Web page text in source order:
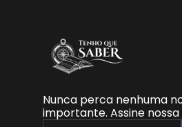
Nunca perca nenhuma
importante. Assine